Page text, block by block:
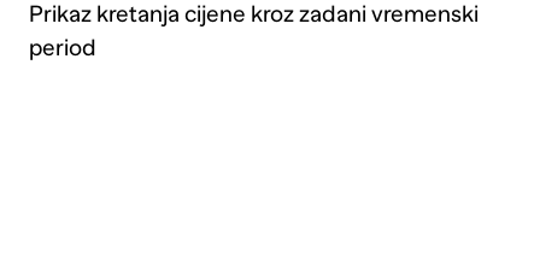
Prikaz kretanja cijene kroz zadani vremenski
period